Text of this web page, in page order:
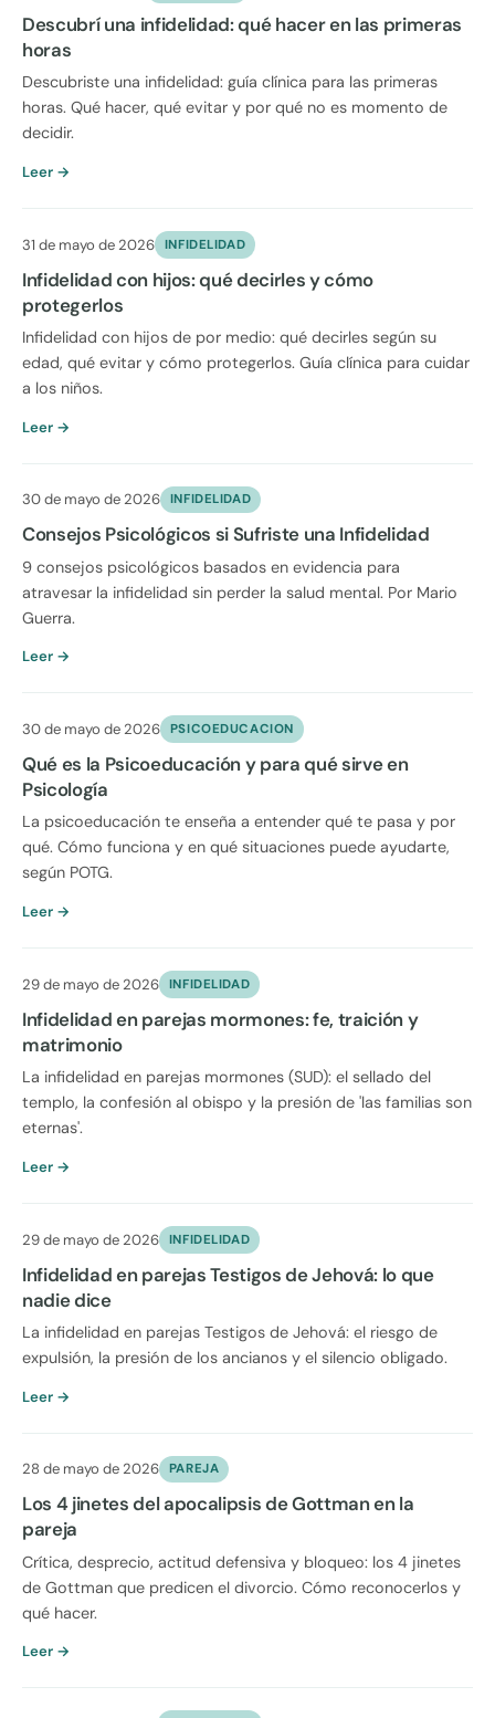
Descubrí una infidelidad: qué hacer en las primeras
horas
Descubriste una infidelidad: guía clínica para las primeras
horas. Qué hacer, qué evitar y por qué no es momento de
decidir.
Leer →
31 de mayo de 2026 INFIDELIDAD
Infidelidad con hijos: qué decirles y cómo
protegerlos
Infidelidad con hijos de por medio: qué decirles según su
edad, qué evitar y cómo protegerlos. Guía clínica para cuidar
a los niños.
Leer →
30 de mayo de 2026 INFIDELIDAD
Consejos Psicológicos si Sufriste una Infidelidad
9 consejos psicológicos basados en evidencia para
atravesar la infidelidad sin perder la salud mental. Por Mario
Guerra.
Leer →
30 de mayo de 2026 PSICOEDUCACION
Qué es la Psicoeducación y para qué sirve en
Psicología
La psicoeducación te enseña a entender qué te pasa y por
qué. Cómo funciona y en qué situaciones puede ayudarte,
según POTG.
Leer →
29 de mayo de 2026 INFIDELIDAD
Infidelidad en parejas mormones: fe, traición y
matrimonio
La infidelidad en parejas mormones (SUD): el sellado del
templo, la confesión al obispo y la presión de 'las familias son
eternas'.
Leer →
29 de mayo de 2026 INFIDELIDAD
Infidelidad en parejas Testigos de Jehová: lo que
nadie dice
La infidelidad en parejas Testigos de Jehová: el riesgo de
expulsión, la presión de los ancianos y el silencio obligado.
Leer →
28 de mayo de 2026 PAREJA
Los 4 jinetes del apocalipsis de Gottman en la
pareja
Crítica, desprecio, actitud defensiva y bloqueo: los 4 jinetes
de Gottman que predicen el divorcio. Cómo reconocerlos y
qué hacer.
Leer →